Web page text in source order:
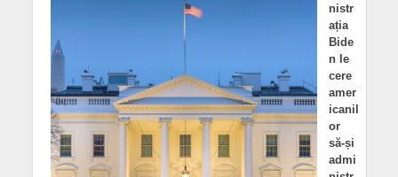
nistr
ația
Bide
n le
cere
amer
icanil
or
să-și
admi